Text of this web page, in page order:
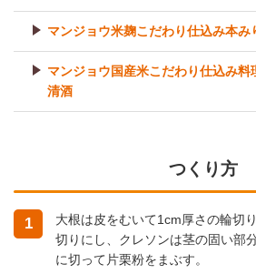
マンジョウ米麹こだわり仕込み本み
マンジョウ国産米こだわり仕込み料
清酒
つくり方
1
大根は皮をむいて1cm厚さの輪切
切りにし、クレソンは茎の固い部
に切って片栗粉をまぶす。